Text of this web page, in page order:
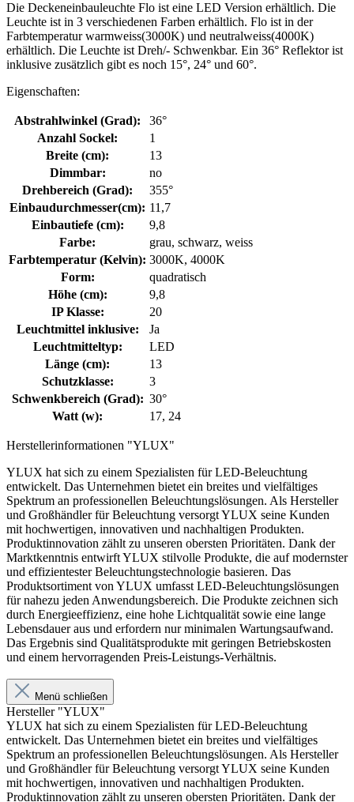
Die Deckeneinbauleuchte Flo ist eine LED Version erhältlich. Die
Leuchte ist in 3 verschiedenen Farben erhältlich. Flo ist in der
Farbtemperatur warmweiss(3000K) und neutralweiss(4000K)
erhältlich. Die Leuchte ist Dreh/- Schwenkbar. Ein 36° Reflektor ist
inklusive zusätzlich gibt es noch 15°, 24° und 60°.
Eigenschaften:
Abstrahlwinkel (Grad):
36°
Anzahl Sockel:
1
Breite (cm):
13
Dimmbar:
no
Drehbereich (Grad):
355°
Einbaudurchmesser(cm): 11,7
Einbautiefe (cm):
9,8
Farbe:
grau, schwarz, weiss
Farbtemperatur (Kelvin): 3000K, 4000K
Form:
quadratisch
Höhe (cm):
9,8
IP Klasse:
20
Leuchtmittel inklusive:
Ja
Leuchtmitteltyp:
LED
Länge (cm):
13
Schutzklasse:
3
Schwenkbereich (Grad): 30°
Watt (w):
17, 24
Herstellerinformationen "YLUX"
YLUX hat sich zu einem Spezialisten für LED-Beleuchtung
entwickelt. Das Unternehmen bietet ein breites und vielfältiges
Spektrum an professionellen Beleuchtungslösungen. Als Hersteller
und Großhändler für Beleuchtung versorgt YLUX seine Kunden
mit hochwertigen, innovativen und nachhaltigen Produkten.
Produktinnovation zählt zu unseren obersten Prioritäten. Dank der
Marktkenntnis entwirft YLUX stilvolle Produkte, die auf modernster
und effizientester Beleuchtungstechnologie basieren. Das
Produktsortiment von YLUX umfasst LED-Beleuchtungslösungen
für nahezu jeden Anwendungsbereich. Die Produkte zeichnen sich
durch Energieeffizienz, eine hohe Lichtqualität sowie eine lange
Lebensdauer aus und erfordern nur minimalen Wartungsaufwand.
Das Ergebnis sind Qualitätsprodukte mit geringen Betriebskosten
und einem hervorragenden Preis-Leistungs-Verhältnis.
Menü schließen
Hersteller "YLUX"
YLUX hat sich zu einem Spezialisten für LED-Beleuchtung
entwickelt. Das Unternehmen bietet ein breites und vielfältiges
Spektrum an professionellen Beleuchtungslösungen. Als Hersteller
und Großhändler für Beleuchtung versorgt YLUX seine Kunden
mit hochwertigen, innovativen und nachhaltigen Produkten.
Produktinnovation zählt zu unseren obersten Prioritäten. Dank der